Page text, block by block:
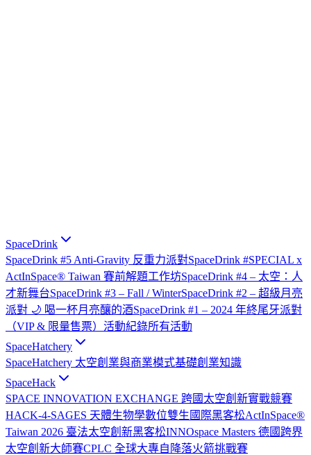
SpaceDrink
SpaceDrink #5 Anti-Gravity 反重力派對SpaceDrink #SPECIAL x
ActInSpace® Taiwan 賽前解題工作坊SpaceDrink #4 – 太空：人
才新舞台SpaceDrink #3 – Fall / WinterSpaceDrink #2 – 超級月亮
派對 🌙 喝一杯月亮釀的酒SpaceDrink #1 – 2024 年終尾牙派對
（VIP & 限量售票） 活動紀錄所有活動
SpaceHatchery
SpaceHatchery 太空創業與商業模式基礎創業知識
SpaceHack
SPACE INNOVATION EXCHANGE 跨國太空創新實戰競賽
HACK-4-SAGES 天體生物學數位雙生國際黑客松ActInSpace®
Taiwan 2026 臺法太空創新黑客松INNOspace Masters 德國跨界
太空創新大師賽CPLC 全球大專自降落火箭挑戰賽